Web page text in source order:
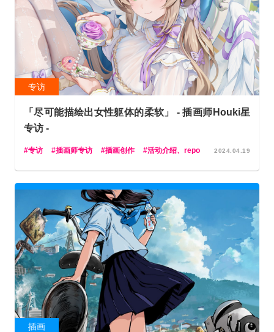
专访
「尽可能描绘出女性躯体的柔软」 - 插画师Houki星
专访 -
专访 插画师专访 插画创作 活动介绍、repo 2024.04.19
插画